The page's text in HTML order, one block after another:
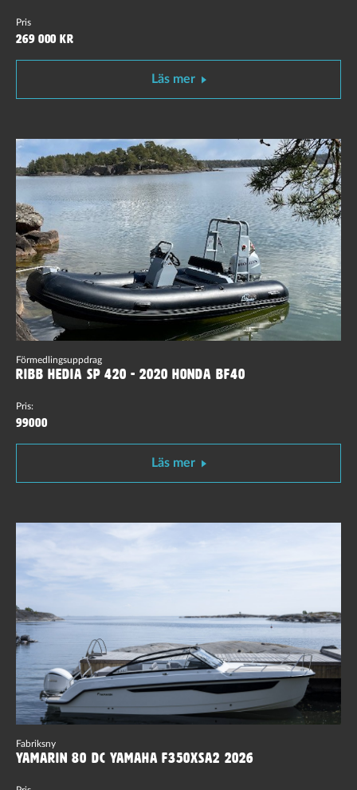
Pris
269 000 kr
Läs mer
Förmedlingsuppdrag
Ribb Hedia SP 420 - 2020 Honda BF40
Pris:
99000
Läs mer
Fabriksny
Yamarin 80 DC Yamaha F350XSA2 2026